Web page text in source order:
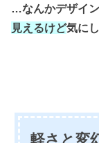
…なんかデザイ
見えるけど気に
軽さと変